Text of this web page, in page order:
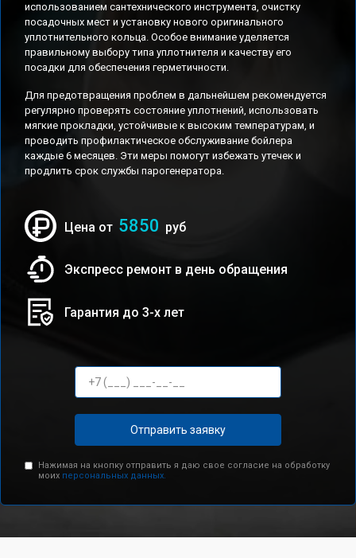
использованием сантехнического инструмента, очистку
посадочных мест и установку нового оригинального
уплотнительного кольца. Особое внимание уделяется
правильному выбору типа уплотнителя и качеству его
посадки для обеспечения герметичности.
Для предотвращения проблем в дальнейшем рекомендуется
регулярно проверять состояние уплотнений, использовать
мягкие прокладки, устойчивые к высоким температурам, и
проводить профилактическое обслуживание бойлера
каждые 6 месяцев. Эти меры помогут избежать утечек и
продлить срок службы парогенератора.
Цена от 5850 руб
Экспресс ремонт в день обращения
Гарантия до 3-х лет
Отправить заявку
Нажимая на кнопку отправить я даю свое согласие на обработку
моих персональных данных.